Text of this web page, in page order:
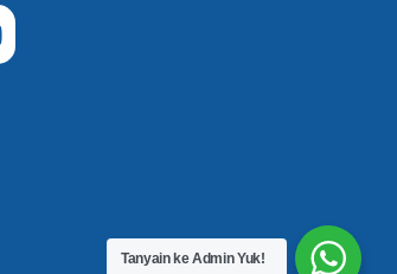
Tanyain ke Admin Yuk!